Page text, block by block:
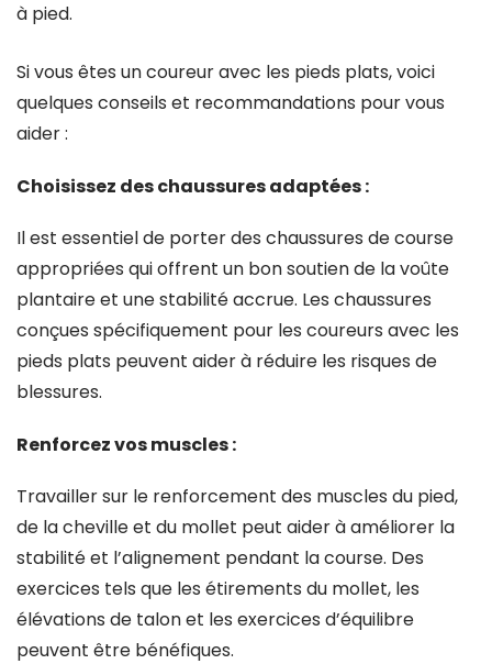
à pied.
Si vous êtes un coureur avec les pieds plats, voici
quelques conseils et recommandations pour vous
aider :
Choisissez des chaussures adaptées :
Il est essentiel de porter des chaussures de course
appropriées qui offrent un bon soutien de la voûte
plantaire et une stabilité accrue. Les chaussures
conçues spécifiquement pour les coureurs avec les
pieds plats peuvent aider à réduire les risques de
blessures.
Renforcez vos muscles :
Travailler sur le renforcement des muscles du pied,
de la cheville et du mollet peut aider à améliorer la
stabilité et l’alignement pendant la course. Des
exercices tels que les étirements du mollet, les
élévations de talon et les exercices d’équilibre
peuvent être bénéfiques.